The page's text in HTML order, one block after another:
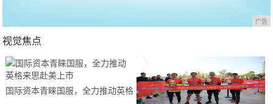
广告
视觉焦点
国际资本青睐国服，全力推动英格